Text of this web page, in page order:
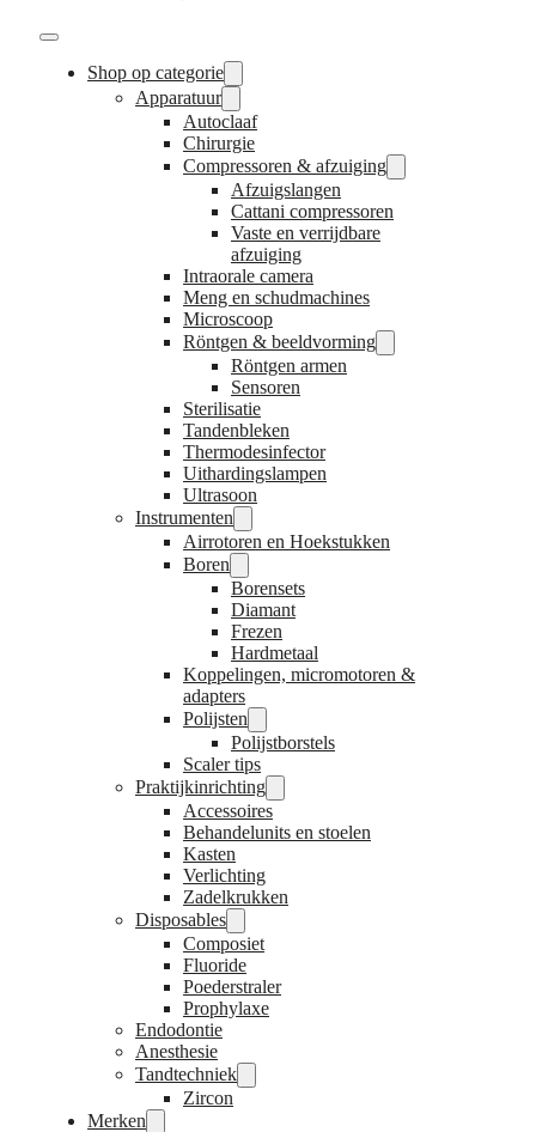
Shop op categorie
Apparatuur
Autoclaaf
Chirurgie
Compressoren & afzuiging
Afzuigslangen
Cattani compressoren
Vaste en verrijdbare
afzuiging
Intraorale camera
Meng en schudmachines
Microscoop
Röntgen & beeldvorming
Röntgen armen
Sensoren
Sterilisatie
Tandenbleken
Thermodesinfector
Uithardingslampen
Ultrasoon
Instrumenten
Airrotoren en Hoekstukken
Boren
Borensets
Diamant
Frezen
Hardmetaal
Koppelingen, micromotoren &
adapters
Polijsten
Polijstborstels
Scaler tips
Praktijkinrichting
Accessoires
Behandelunits en stoelen
Kasten
Verlichting
Zadelkrukken
Disposables
Composiet
Fluoride
Poederstraler
Prophylaxe
Endodontie
Anesthesie
Tandtechniek
Zircon
Merken